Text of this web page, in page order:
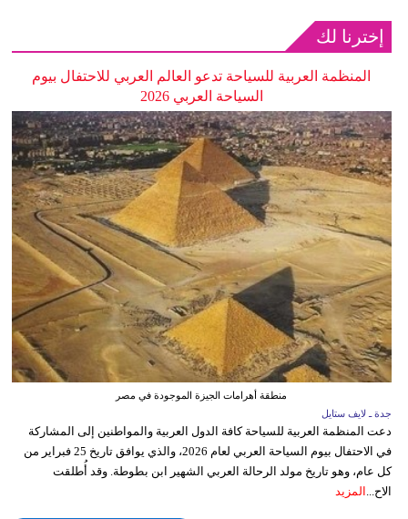
إخترنا لك
المنظمة العربية للسياحة تدعو العالم العربي للاحتفال بيوم
السياحة العربي 2026
منطقة أهرامات الجيزة الموجودة في مصر
جدة ـ لايف ستايل
دعت المنظمة العربية للسياحة كافة الدول العربية والمواطنين إلى المشاركة
في الاحتفال بيوم السياحة العربي لعام 2026، والذي يوافق تاريخ 25 فبراير من
كل عام، وهو تاريخ مولد الرحالة العربي الشهير ابن بطوطة. وقد أُطلقت
الاح... المزيد